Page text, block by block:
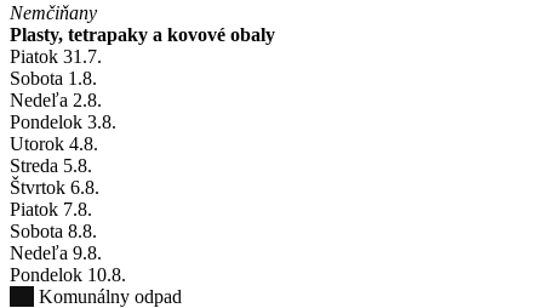
Nemčiňany
Plasty, tetrapaky a kovové obaly
Piatok 31 .7.
Sobota 1 .8.
Nedeľa 2.8.
Pondelok 3.8.
Utorok 4.8.
Streda 5.8.
Štvrtok 6.8.
Piatok 7.8.
Sobota 8.8.
Nedeľa 9.8.
Pondelok 10.8.
Komunálny odpad